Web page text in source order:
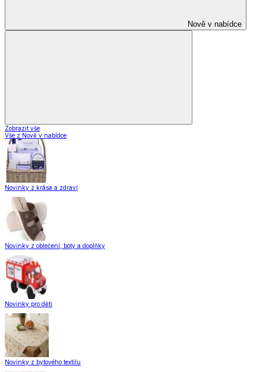
Nově v nabídce
Zobrazit vše
Vše z Nově v nabídce
Novinky z krása a zdraví
Novinky z oblečení, boty a doplňky
Novinky pro děti
Novinky z bytového textilu